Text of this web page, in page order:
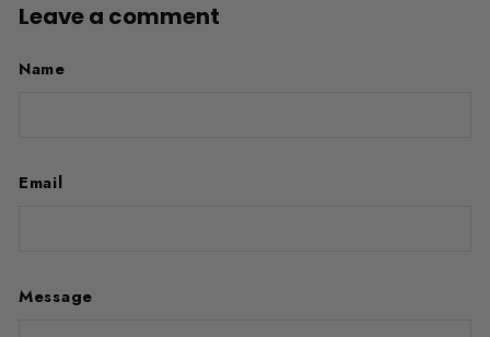
Leave a comment
Name
Email
Message